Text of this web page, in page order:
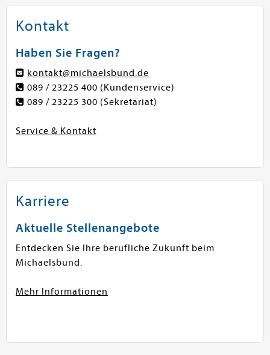
Kontakt
Haben Sie Fragen?
kontakt@michaelsbund.de
089 / 23225 400 (Kundenservice)
089 / 23225 300 (Sekretariat)
Service & Kontakt
Karriere
Aktuelle Stellenangebote
Entdecken Sie Ihre berufliche Zukunft beim
Michaelsbund.
Mehr Informationen